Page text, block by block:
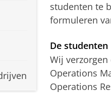
studenten te
formuleren
De studenten
Wij
Operations
Operations